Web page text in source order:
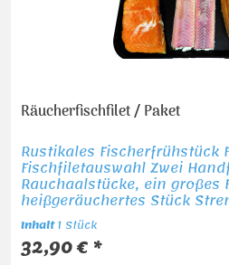
Räucherfischfilet / Paket
Rustikales Fischerfrühstück
Fischfiletauswahl Zwei
Rauchaalstücke, ein großes
heißgeräuchertes Stück
heißgeräuchertes Stück
Großmakrele. Alle...
Inhalt1 Stück
32,90 € *